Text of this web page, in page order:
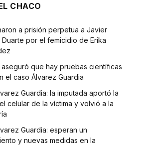
CHACO
a prisión perpetua a Javier
Duarte por el femicidio de Erika
aseguró que hay pruebas científicas
el caso Álvarez Guardia
Guardia: la imputada aportó la
celular de la víctima y volvió a la
Guardia: esperan un
y nuevas medidas en la